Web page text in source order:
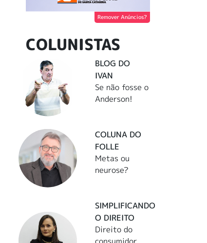
Remover Anúncios?
COLUNISTAS
BLOG DO
IVAN
Se não fosse o
Anderson!
COLUNA DO
FOLLE
Metas ou
neurose?
SIMPLIFICANDO
O DIREITO
Direito do